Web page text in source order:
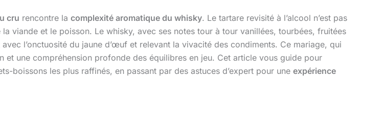
cru rencontre la complexité aromatique du whisky. Le tartare revisité à l’alcool n’est pas
viande et le poisson. Le whisky, avec ses notes tour à tour vanillées, tourbées, fruitées
l’onctuosité du jaune d’œuf et relevant la vivacité des condiments. Ce mariage, qui
et une compréhension profonde des équilibres en jeu. Cet article vous guide pour
boissons les plus raffinés, en passant par des astuces d’expert pour une expérience